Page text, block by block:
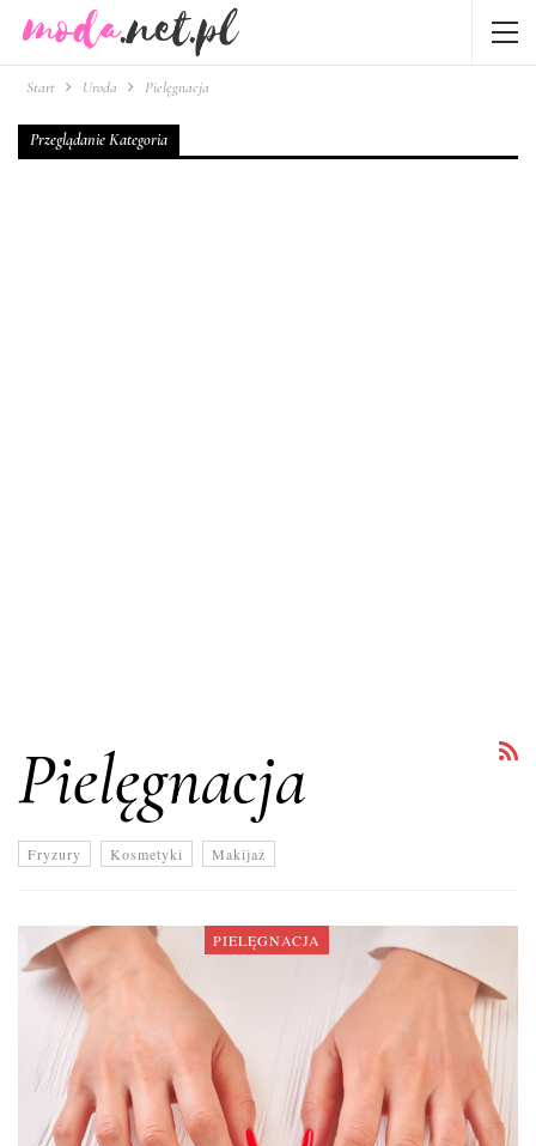
Start Uroda Pielęgnacja
Przeglądanie Kategoria
Pielęgnacja
Fryzury Kosmetyki Makijaż
PIELĘGNACJA